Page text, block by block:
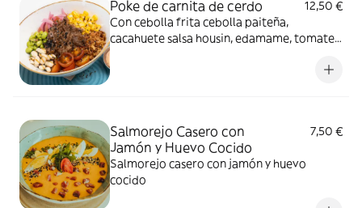
Poke de carnita de cerdo
12,50 €
Con cebolla frita cebolla paiteña,
cacahuete salsa housin, edamame, tomate
Salmorejo Casero con
Jamón y Huevo Cocido
7,50 €
Salmorejo casero con jamón y huevo
cocido